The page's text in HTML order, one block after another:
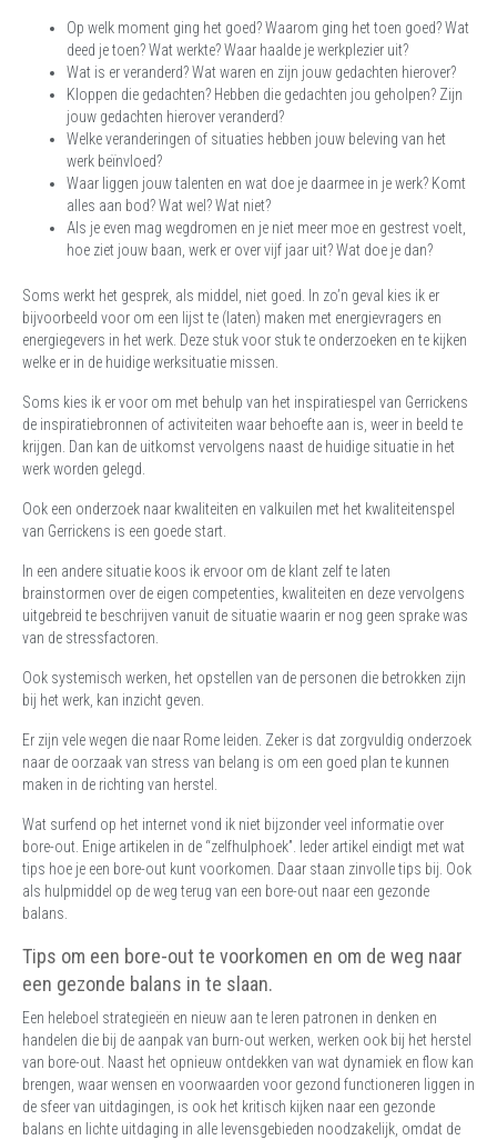
Op welk moment ging het goed? Waarom ging het toen goed? Wat
deed je toen? Wat werkte? Waar haalde je werkplezier uit?
Wat is er veranderd? Wat waren en zijn jouw gedachten hierover?
Kloppen die gedachten? Hebben die gedachten jou geholpen? Zijn
jouw gedachten hierover veranderd?
Welke veranderingen of situaties hebben jouw beleving van het
werk beïnvloed?
Waar liggen jouw talenten en wat doe je daarmee in je werk? Komt
alles aan bod? Wat wel? Wat niet?
Als je even mag wegdromen en je niet meer moe en gestrest voelt,
hoe ziet jouw baan, werk er over vijf jaar uit? Wat doe je dan?
Soms werkt het gesprek, als middel, niet goed. In zo’n geval kies ik er
bijvoorbeeld voor om een lijst te (laten) maken met energievragers en
energiegevers in het werk. Deze stuk voor stuk te onderzoeken en te kijken
welke er in de huidige werksituatie missen.
Soms kies ik er voor om met behulp van het inspiratiespel van Gerrickens
de inspiratiebronnen of activiteiten waar behoefte aan is, weer in beeld te
krijgen. Dan kan de uitkomst vervolgens naast de huidige situatie in het
werk worden gelegd.
Ook een onderzoek naar kwaliteiten en valkuilen met het kwaliteitenspel
van Gerrickens is een goede start.
In een andere situatie koos ik ervoor om de klant zelf te laten
brainstormen over de eigen competenties, kwaliteiten en deze vervolgens
uitgebreid te beschrijven vanuit de situatie waarin er nog geen sprake was
van de stressfactoren.
Ook systemisch werken, het opstellen van de personen die betrokken zijn
bij het werk, kan inzicht geven.
Er zijn vele wegen die naar Rome leiden. Zeker is dat zorgvuldig onderzoek
naar de oorzaak van stress van belang is om een goed plan te kunnen
maken in de richting van herstel.
Wat surfend op het internet vond ik niet bijzonder veel informatie over
bore-out. Enige artikelen in de “zelfhulphoek”. Ieder artikel eindigt met wat
tips hoe je een bore-out kunt voorkomen. Daar staan zinvolle tips bij. Ook
als hulpmiddel op de weg terug van een bore-out naar een gezonde
balans.
Tips om een bore-out te voorkomen en om de weg naar
een gezonde balans in te slaan.
Een heleboel strategieën en nieuw aan te leren patronen in denken en
handelen die bij de aanpak van burn-out werken, werken ook bij het herstel
van bore-out. Naast het opnieuw ontdekken van wat dynamiek en flow kan
brengen, waar wensen en voorwaarden voor gezond functioneren liggen in
de sfeer van uitdagingen, is ook het kritisch kijken naar een gezonde
balans en lichte uitdaging in alle levensgebieden noodzakelijk, omdat de